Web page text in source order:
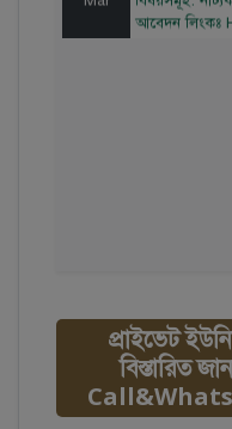
আবেদন লিংকঃ
প্রাইভেট
বিস্তারিত